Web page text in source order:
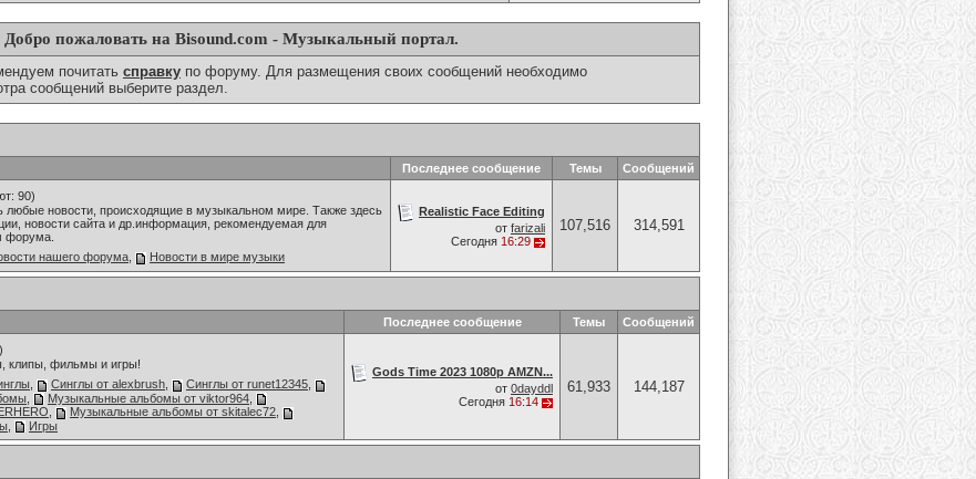
Добро пожаловать на Bisound.com - Музыкальный портал.
почитать справку по форуму. Для размещения своих сообщений необходимо
сообщений выберите раздел.
Последнее сообщение Темы Сообщений
90)
любые новости, происходящие в музыкальном мире. Также здесь
новости сайта и др.информация, рекомендуемая для
форума.
нашего форума Новости в мире музыки
Realistic Face Editing
от farizali
Сегодня 16:29
107,516 314,591
Последнее сообщение Темы Сообщений
клипы, фильмы и игры!
Синглы от alexbrush Синглы от runet12345
Музыкальные альбомы от viktor964
Музыкальные альбомы от skitalec72
Игры
Gods Time 2023 1080p AMZN...
от 0dayddl
Сегодня 16:14
61,933 144,187